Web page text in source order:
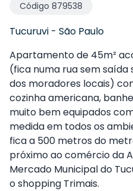
Código 879538
Tucuruvi - São Paulo
Apartamento de 45m²
(fica numa rua sem
dos moradores locais)
cozinha americana,
muito bem equipados
medida em todos os
fica a 500 metros do
próximo ao comércio da
Mercado Municipal do
o shopping Trimais.